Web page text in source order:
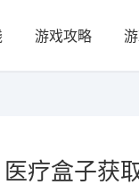
游戏攻略
疗盒子获